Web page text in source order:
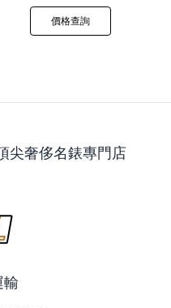
價格查詢
尖奢侈名錶專門店
輸